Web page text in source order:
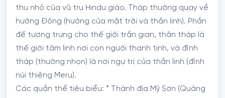
thu nhỏ của vũ trụ Hindu giáo. Tháp thường quay về
hướng Đông (hướng của mặt trời và thần linh). Phần
đế tượng trưng cho thế giới trần gian, thân tháp là
thế giới tâm linh nơi con người thanh tịnh, và đỉnh
tháp (thường nhọn) là nơi ngự trị của thần linh (đỉnh
núi thiêng Meru).
Các quần thể tiêu biểu: * Thánh địa Mỹ Sơn (Quảng